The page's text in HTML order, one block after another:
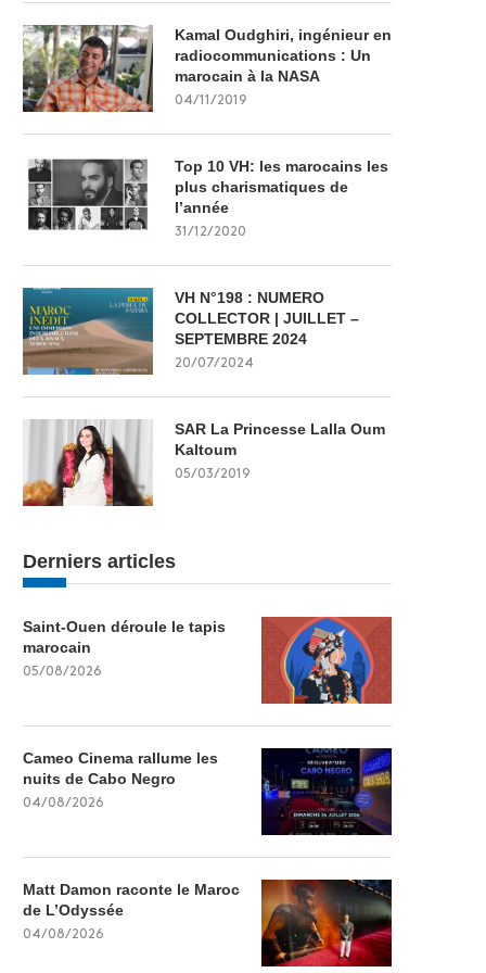
Kamal Oudghiri, ingénieur en
radiocommunications : Un
marocain à la NASA
04/11/2019
Top 10 VH: les marocains les
plus charismatiques de
l’année
31/12/2020
VH N°198 : NUMERO
COLLECTOR | JUILLET –
SEPTEMBRE 2024
20/07/2024
SAR La Princesse Lalla Oum
Kaltoum
05/03/2019
Derniers articles
Saint-Ouen déroule le tapis
marocain
05/08/2026
Cameo Cinema rallume les
nuits de Cabo Negro
04/08/2026
Matt Damon raconte le Maroc
de L’Odyssée
04/08/2026